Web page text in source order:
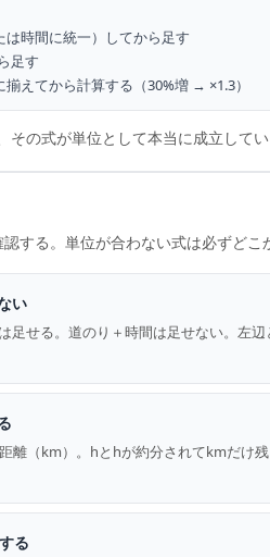
時間に統一）してから足す
足す
えてから計算する（30%増 → ×1.3）
の式が単位として本当に成立してい
する。単位が合わない式は必ずどこ
い
足せる。道のり＋時間は足せない。左
離（km）。hとhが約分されてkmだけ
る